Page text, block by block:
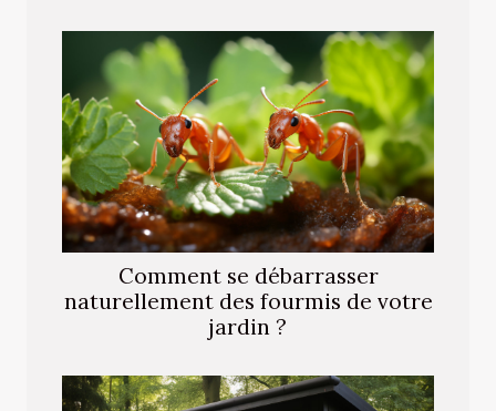
Comment se débarrasser
naturellement des fourmis de votre
jardin ?